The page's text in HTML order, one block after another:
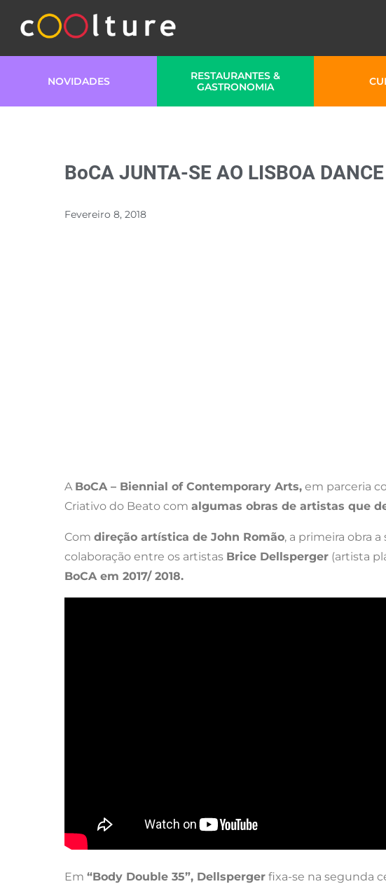
NOVIDADES
RESTAURANTES &
GASTRONOMIA
BoCA JUNTA-SE AO LISBOA
Fevereiro 8, 2018
A BoCA – Biennial of Contemporary Arts, em parceria
Criativo do Beato com algumas obras de artistas que
Com direção artística de John Romão, a primeira obra
colaboração entre os artistas Brice Dellsperger (artista
BoCA em 2017/ 2018.
Em “Body Double 35”, Dellsperger fixa-se na segunda